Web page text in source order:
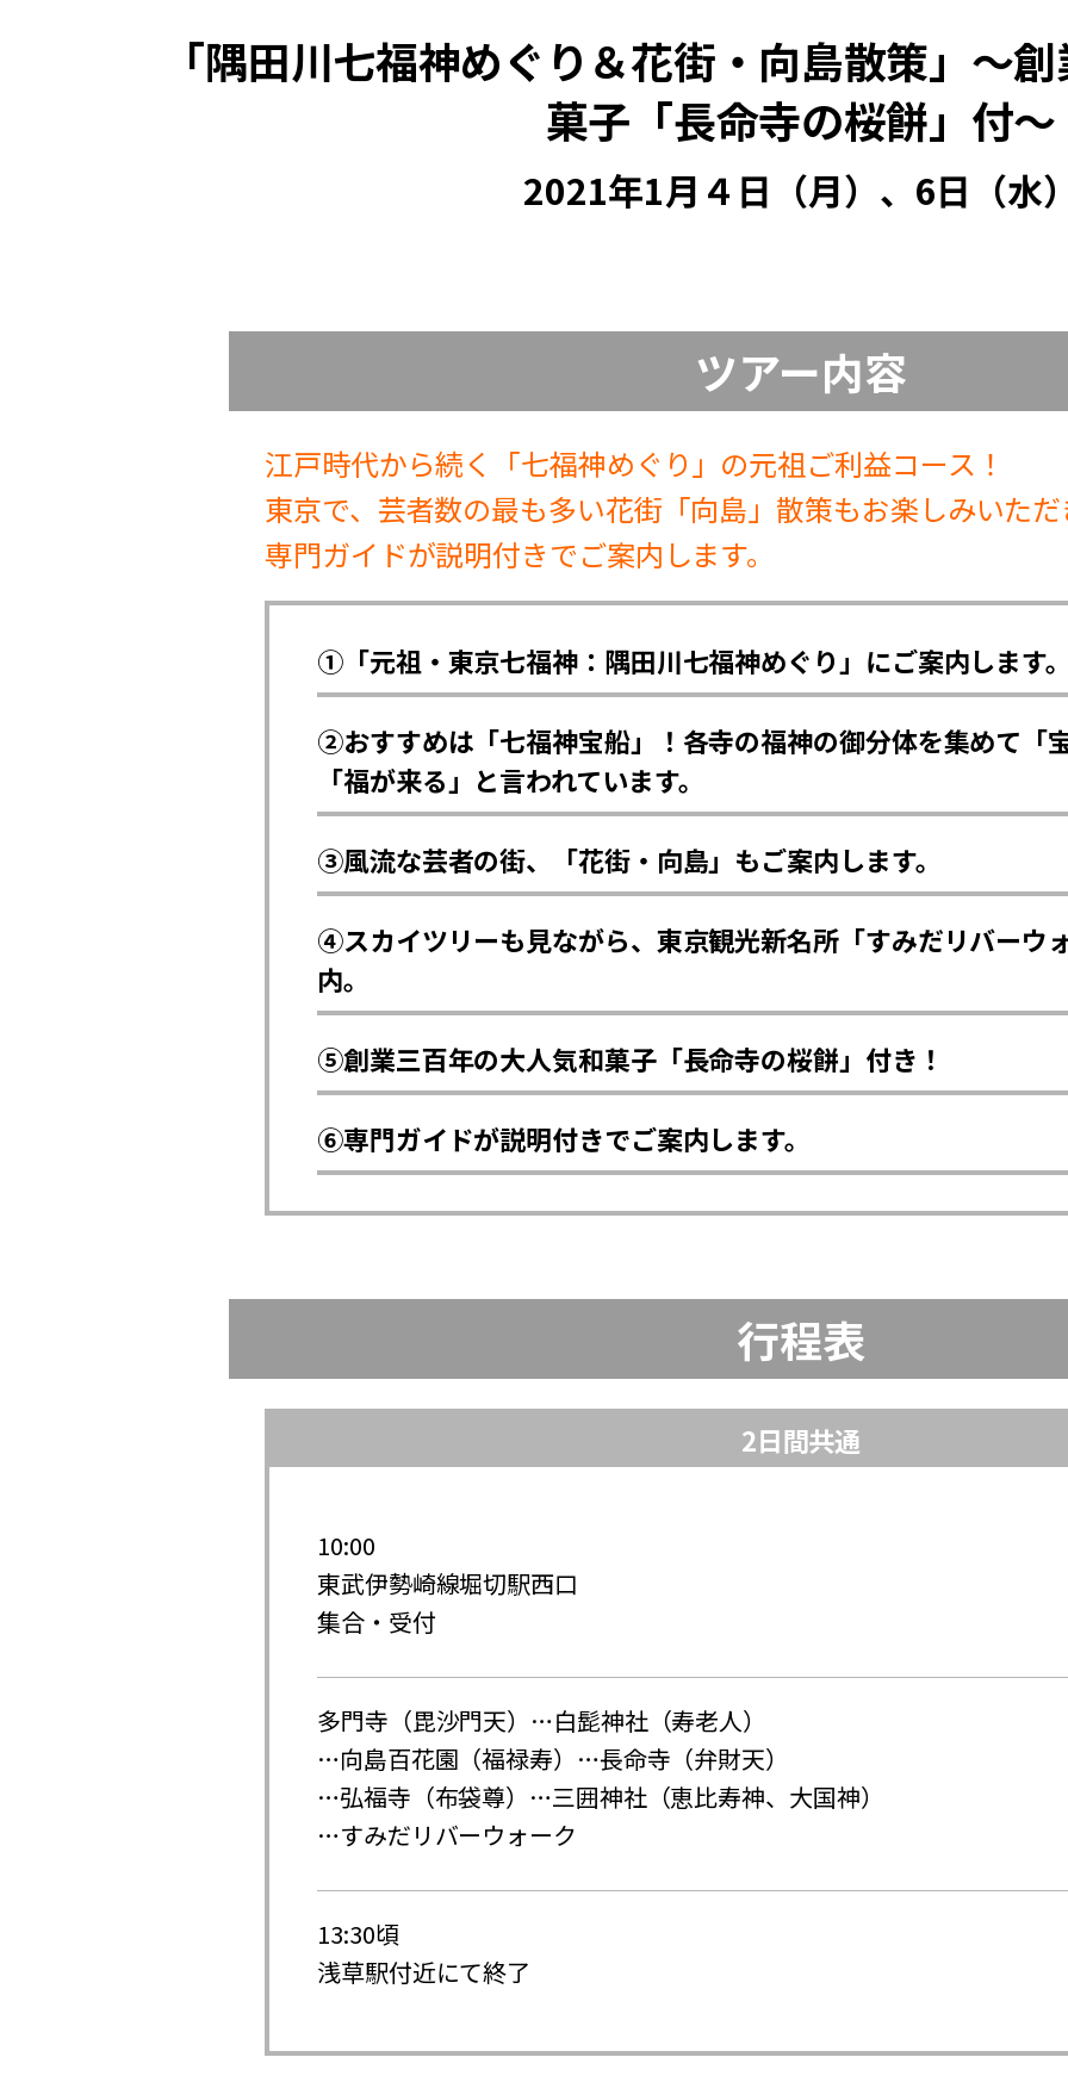
「隅田川七福神めぐり＆花街・向島散策」～
菓子「長命寺の桜餅」付～
2021年1月４日（月）、6日（水）
ツアー内容
江戸時代から続く「七福神めぐり」の元祖ご利益コース！
東京で、芸者数の最も多い花街「向島」散策もお楽しみいただ
専門ガイドが説明付きでご案内します。
①「元祖・東京七福神：隅田川七福神めぐり」にご案内します。
②おすすめは「七福神宝船」！各寺の福神の御分体を集めて「
「福が来る」と言われています。
③風流な芸者の街、「花街・向島」もご案内します。
④スカイツリーも見ながら、東京観光新名所「すみだリバーウ
内。
⑤創業三百年の大人気和菓子「長命寺の桜餅」付き！
⑥専門ガイドが説明付きでご案内します。
行程表
2日間共通
10:00
東武伊勢崎線堀切駅西口
集合・受付
多門寺（毘沙門天）…白髭神社（寿老人）
…向島百花園（福禄寿）…長命寺（弁財天）
…弘福寺（布袋尊）…三囲神社（恵比寿神、大国神）
…すみだリバーウォーク
13:30頃
浅草駅付近にて終了